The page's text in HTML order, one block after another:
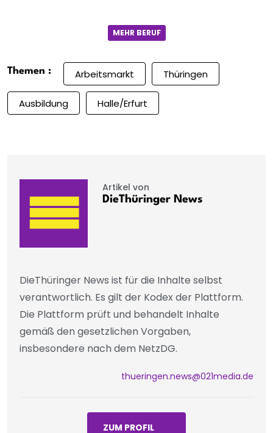
MEHR BERUF
Themen : Arbeitsmarkt Thüringen
Ausbildung Halle/Erfurt
Artikel von
DieThüringer News
DieThüringer News ist für die Inhalte selbst
verantwortlich. Es gilt der Kodex der Plattform.
Die Plattform prüft und behandelt Inhalte
gemäß den gesetzlichen Vorgaben,
insbesondere nach dem NetzDG.
thueringen.news@021media.de
ZUM PROFIL